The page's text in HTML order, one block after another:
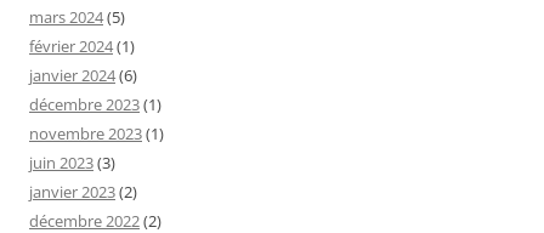
mars 2024(5)
février 2024(1)
janvier 2024(6)
décembre 2023(1)
novembre 2023(1)
juin 2023(3)
janvier 2023(2)
décembre 2022(2)